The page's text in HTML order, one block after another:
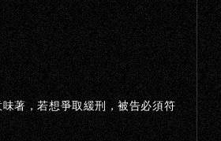
著，若想爭取緩刑，被告必須符